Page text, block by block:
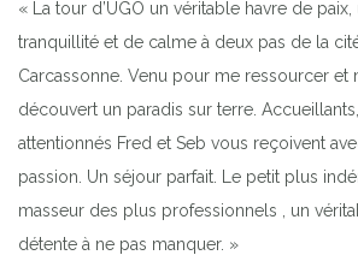
« La tour d’UGO un véritable havre de
tranquillité et de calme à deux pas de la
Carcassonne. Venu pour me ressourcer et
découvert un paradis sur terre.
attentionnés Fred et Seb vous reçoivent
passion. Un séjour parfait. Le petit plus
masseur des plus professionnels , un
détente à ne pas manquer. »